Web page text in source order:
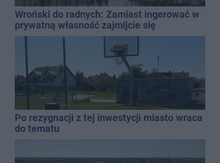
Wroński do radnych: Zamiast ingerować w
prywatną własność zajmijcie się
gospodarką
Po rezygnacji z tej inwestycji miasto wraca
do tematu